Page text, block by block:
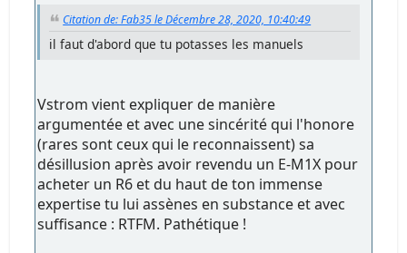
Citation de: Fab35 le Décembre 28, 2020, 10:40:49
il faut d'abord que tu potasses les manuels
Vstrom vient expliquer de manière
argumentée et avec une sincérité qui l'honore
(rares sont ceux qui le reconnaissent) sa
désillusion après avoir revendu un E-M1X pour
acheter un R6 et du haut de ton immense
expertise tu lui assènes en substance et avec
suffisance : RTFM. Pathétique !